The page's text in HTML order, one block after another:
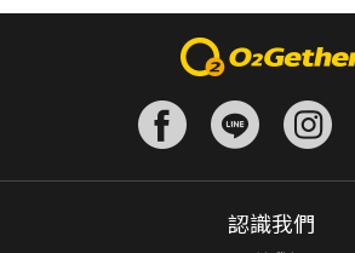
認識我們